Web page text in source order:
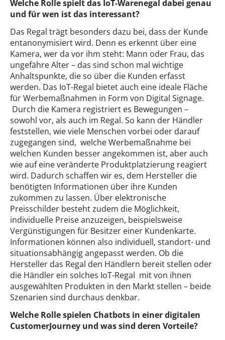
Welche Rolle spielt das IoT-Warenegal dabei genau
und für wen ist das interessant?
Das Regal trägt besonders dazu bei, dass der Kunde
entanonymisiert wird. Denn es erkennt über eine
Kamera, wer da vor ihm steht: Mann oder Frau, das
ungefähre Alter – das sind schon mal wichtige
Anhaltspunkte, die so über die Kunden erfasst
werden. Das IoT-Regal bietet auch eine ideale Fläche
für Werbemaßnahmen in Form von Digital Signage.
Durch die Kamera registriert es Bewegungen –
sowohl vor, als auch im Regal. So kann der Händler
feststellen, wie viele Menschen vorbei oder darauf
zugegangen sind, welche Werbemaßnahme bei
welchen Kunden besser angekommen ist, aber auch
wie auf eine veränderte Produktplatzierung reagiert
wird. Dadurch schaffen wir es, dem Hersteller die
benötigten Informationen über ihre Kunden
zukommen zu lassen. Über elektronische
Preisschilder besteht zudem die Möglichkeit,
individuelle Preise anzuzeigen, beispielsweise
Vergünstigungen für Besitzer einer Kundenkarte.
Informationen können also individuell, standort- und
situationsabhängig angepasst werden. Ob die
Hersteller das Regal den Händlern bereit stellen oder
die Händler ein solches IoT-Regal mit von ihnen
ausgewählten Produkten in den Markt stellen – beide
Szenarien sind durchaus denkbar.
Welche Rolle spielen Chatbots in einer digitalen
CustomerJourney und was sind deren Vorteile?